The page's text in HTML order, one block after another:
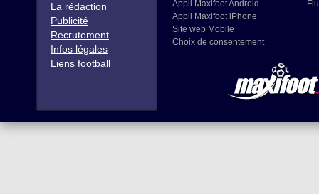
La rédaction
Publicité
Recrutement
Infos légales
Liens football
Appli Maxifoot Android
Appli Maxifoot iPhone
Site web Mobile
Choix de consentement